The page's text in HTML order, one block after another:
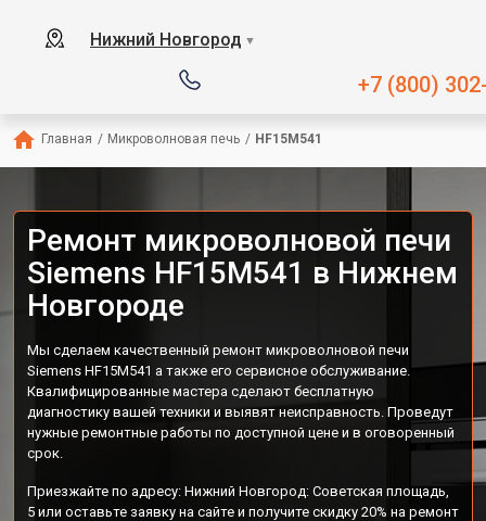
Нижний Новгород ▼
+7 (800)
Главная / Микроволновая печь / HF15M541
Ремонт микроволновой печи
Siemens HF15M541 в Нижнем
Новгороде
Мы сделаем качественный ремонт микроволновой печи
Siemens HF15M541 а также его сервисное обслуживание.
Квалифицированные мастера сделают бесплатную
диагностику вашей техники и выявят неисправность. Проведут
нужные ремонтные работы по доступной цене и в оговоренный
срок.
Приезжайте по адресу: Нижний Новгород: Советская площадь,
5 или оставьте заявку на сайте и получите скидку 20% на ремонт